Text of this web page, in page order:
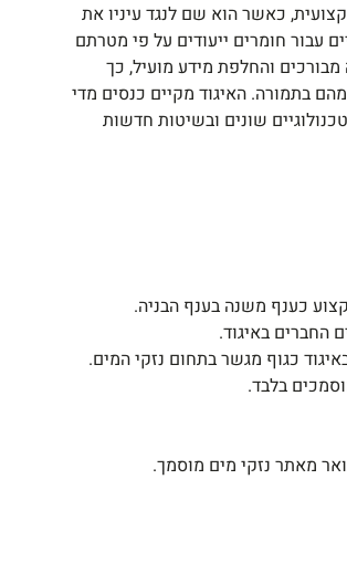
כאשר הוא שם לנגד עיניו את
עבור חומרים ייעודים על פי מטרתם
מבורכים והחלפת מידע מועיל, כך
בתמורה. האיגוד מקיים כנסים מדי
שונים ובשיטות חדשות
כענף משנה בענף הבניה.
החברים באיגוד.
כגוף מגשר בתחום נזקי המים.
בלבד.
מאתר נזקי מים מוסמך.